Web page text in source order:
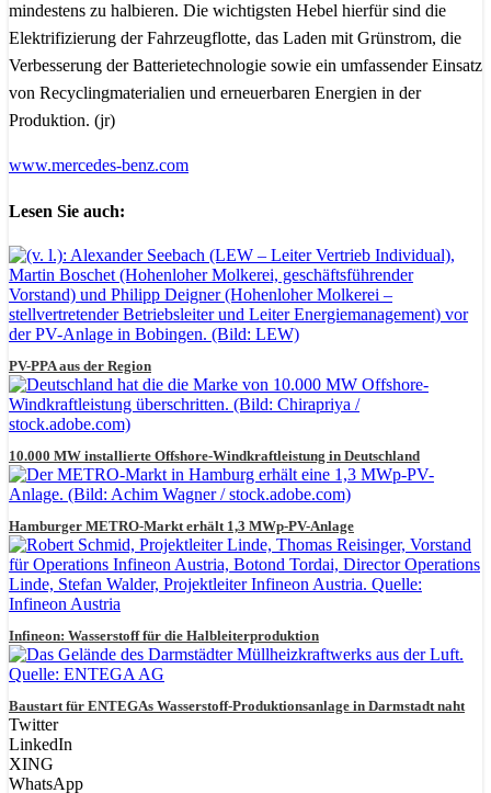
mindestens zu halbieren. Die wichtigsten Hebel hierfür sind die
Elektrifizierung der Fahrzeugflotte, das Laden mit Grünstrom, die
Verbesserung der Batterietechnologie sowie ein umfassender Einsatz
von Recyclingmaterialien und erneuerbaren Energien in der
Produktion. (jr)
www.mercedes-benz.com
Lesen Sie auch:
PV-PPA aus der Region
10.000 MW installierte Offshore-Windkraftleistung in Deutschland
Hamburger METRO-Markt erhält 1,3 MWp-PV-Anlage
Infineon: Wasserstoff für die Halbleiterproduktion
Baustart für ENTEGAs Wasserstoff-Produktionsanlage in Darmstadt naht
Twitter
LinkedIn
XING
WhatsApp